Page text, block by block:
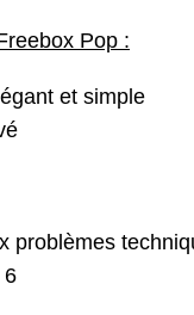
Pop :
et simple
problèmes
6